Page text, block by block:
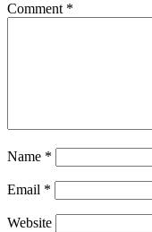
Comment *
Name *
Email *
Website